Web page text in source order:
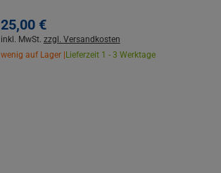
25,00 €
inkl. MwSt. zzgl. Versandkosten
wenig auf Lager | Lieferzeit 1 - 3 Werktage